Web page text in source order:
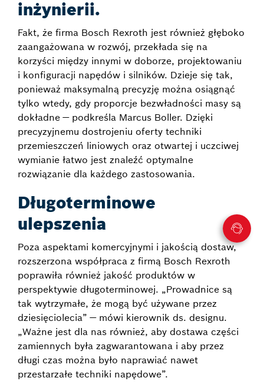
inżynierii.
Fakt, że firma Bosch Rexroth jest również głęboko
zaangażowana w rozwój, przekłada się na
korzyści między innymi w doborze, projektowaniu
i konfiguracji napędów i silników. Dzieje się tak,
ponieważ maksymalną precyzję można osiągnąć
tylko wtedy, gdy proporcje bezwładności masy są
dokładne — podkreśla Marcus Boller. Dzięki
precyzyjnemu dostrojeniu oferty techniki
przemieszczeń liniowych oraz otwartej i uczciwej
wymianie łatwo jest znaleźć optymalne
rozwiązanie dla każdego zastosowania.
Długoterminowe
ulepszenia
Poza aspektami komercyjnymi i jakością dostaw,
rozszerzona współpraca z firmą Bosch Rexroth
poprawiła również jakość produktów w
perspektywie długoterminowej. „Prowadnice są
tak wytrzymałe, że mogą być używane przez
dziesięciolecia” — mówi kierownik ds. designu.
„Ważne jest dla nas również, aby dostawa części
zamiennych była zagwarantowana i aby przez
długi czas można było naprawiać nawet
przestarzałe techniki napędowe”.